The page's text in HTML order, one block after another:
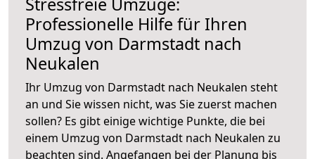
Professionelle Hilfe für Ihren
Umzug von Darmstadt nach
Neukalen
Ihr Umzug von Darmstadt nach Neukalen steht
an und Sie wissen nicht, was Sie zuerst machen
sollen? Es gibt einige wichtige Punkte, die bei
einem Umzug von Darmstadt nach Neukalen zu
beachten sind. Angefangen bei der Planung bis